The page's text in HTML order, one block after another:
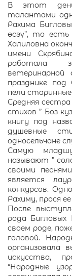
В этот день
талантами
Рахима
өсәү”, то
Халиловна
имени
работала
ветеринарной
празднике под
пели старинные
Средняя
стихов ” Боз
книгу под
душевные
односельчане
Самую
называют ”
своими
является
конкурсов.
Рахиму, прося
После
рода Бигловых
своем роде,
головой.
организовала
искусства,
“Народные